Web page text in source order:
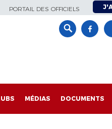
PORTAIL DES OFFICIELS
MÉDIAS DOCUMENTS